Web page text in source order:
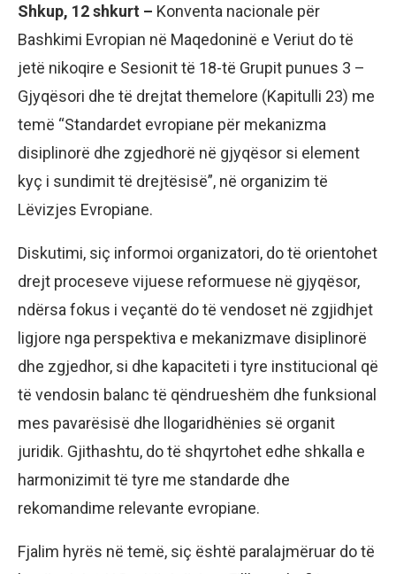
Shkup, 12 shkurt – Konventa nacionale për
Bashkimi Evropian në Maqedoninë e Veriut do të
jetë nikoqire e Sesionit të 18-të Grupit punues 3 –
Gjyqësori dhe të drejtat themelore (Kapitulli 23) me
temë “Standardet evropiane për mekanizma
disiplinorë dhe zgjedhorë në gjyqësor si element
kyç i sundimit të drejtësisë”, në organizim të
Lëvizjes Evropiane.
Diskutimi, siç informoi organizatori, do të orientohet
drejt proceseve vijuese reformuese në gjyqësor,
ndërsa fokus i veçantë do të vendoset në zgjidhjet
ligjore nga perspektiva e mekanizmave disiplinorë
dhe zgjedhor, si dhe kapaciteti i tyre institucional që
të vendosin balanc të qëndrueshëm dhe funksional
mes pavarësisë dhe llogaridhënies së organit
juridik. Gjithashtu, do të shqyrtohet edhe shkalla e
harmonizimit të tyre me standarde dhe
rekomandime relevante evropiane.
Fjalim hyrës në temë, siç është paralajmëruar do të